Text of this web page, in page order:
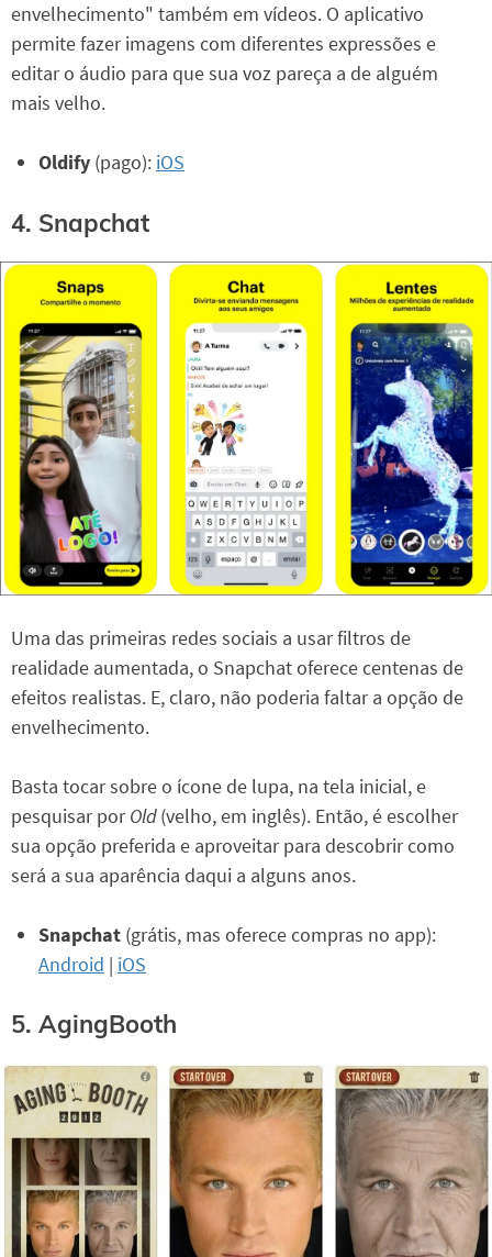
envelhecimento" também em vídeos. O aplicativo
permite fazer imagens com diferentes expressões e
editar o áudio para que sua voz pareça a de alguém
mais velho.
Oldify (pago): iOS
4. Snapchat
Uma das primeiras redes sociais a usar filtros de
realidade aumentada, o Snapchat oferece centenas de
efeitos realistas. E, claro, não poderia faltar a opção de
envelhecimento.
Basta tocar sobre o ícone de lupa, na tela inicial, e
pesquisar porOld(velho, em inglês). Então, é escolher
sua opção preferida e aproveitar para descobrir como
será a sua aparência daqui a alguns anos.
Snapchat (grátis, mas oferece compras no app):
Android | iOS
5. AgingBooth